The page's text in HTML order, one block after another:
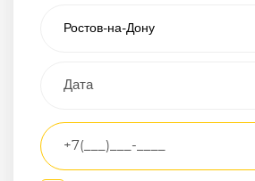
Транспортное